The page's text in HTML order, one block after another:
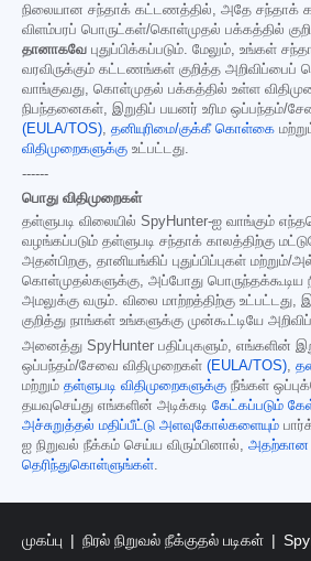
நிலையான சந்தாக் கட்டணத்தில், அதே சந்தாக்
விளம்பரப் பொருட்கள்/கொள்முதல் பக்கத்தில்
தானாகவே புதுப்பிக்கப்படும். மேலும், உங்கள்
வரவிருக்கும் கட்டணங்கள் குறித்த அறிவிப்பைப்
வாங்குவது, கொள்முதல் பக்கத்தில் உள்ள
நிபந்தனைகள், இறுதிப் பயனர் உரிம ஒப்பந்தம்/
(EULA/TOS), தனியுரிமை/குக்கீ கொள்கை
விதிமுறைகளுக்கு உட்பட்டது.
------
பொது விதிமுறைகள்
தள்ளுபடி விலையில் SpyHunter-ஐ வாங்கும்
வழங்கப்படும் தள்ளுபடி சந்தாக் காலத்திற்கு
அதன்பிறகு, தானியங்கிப் புதுப்பிப்புகள் மற்றும்/
கொள்முதல்களுக்கு, அப்போது பொருந்தக்கூடிய
அமலுக்கு வரும். விலை மாற்றத்திற்கு உட்பட்டது,
குறித்து நாங்கள் உங்களுக்கு முன்கூட்டியே
அனைத்து SpyHunter பதிப்புகளும், எங்களின்
ஒப்பந்தம்/சேவை விதிமுறைகள் (EULA/TOS),
மற்றும் தள்ளுபடி விதிமுறைகளுக்கு நீங்கள்
தயவுசெய்து எங்களின் அடிக்கடி கேட்கப்படும்
அச்சுறுத்தல் மதிப்பீட்டு அளவுகோல்களையும்
ஐ நிறுவல் நீக்கம் செய்ய விரும்பினால், அதற்கான
தெரிந்துகொள்ளுங்கள்.
முகப்பு நிரல் நிறுவல் நீக்குதல் படிகள்